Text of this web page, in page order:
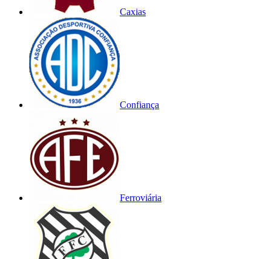
Caxias
Confiança
Ferroviária